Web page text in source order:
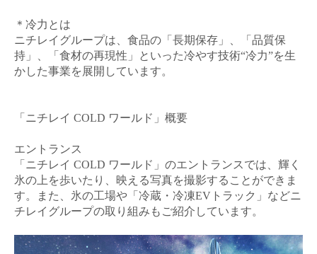
＊冷力とは
ニチレイグループは、食品の「長期保存」、「品質保
持」、「食材の再現性」といった冷やす技術“冷力”を生
かした事業を展開しています。
「ニチレイ COLD ワールド」概要
エントランス
「ニチレイ COLD ワールド」のエントランスでは、輝く
氷の上を歩いたり、映える写真を撮影することができま
す。また、氷の工場や「冷蔵・冷凍EV トラック」などニ
チレイグループの取り組みもご紹介しています。